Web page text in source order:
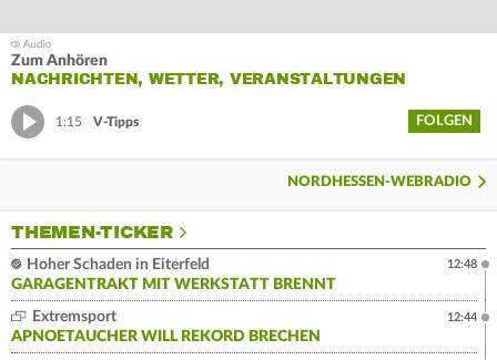
Zum Anhören
NACHRICHTEN, WETTER, VERANSTALTUNGEN
1:15 V-Tipps FOLGEN
NORDHESSEN-WEBRADIO
THEMEN-TICKER
Hoher Schaden in Eiterfeld
GARAGENTRAKT MIT WERKSTATT BRENNT
12:48
Extremsport
APNOETAUCHER WILL REKORD BRECHEN
12:44